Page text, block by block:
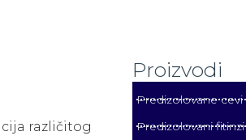
različitog
Proizvodi
Predizolovane cevi
Predizolovani fitinzi